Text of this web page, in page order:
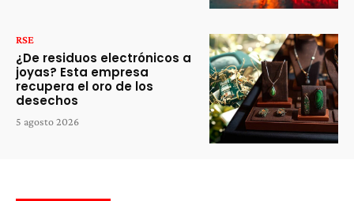
RSE
¿De residuos electrónicos a
joyas? Esta empresa
recupera el oro de los
desechos
5 agosto 2026